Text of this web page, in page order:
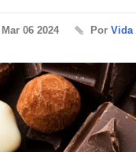
06 2024 Por Vida